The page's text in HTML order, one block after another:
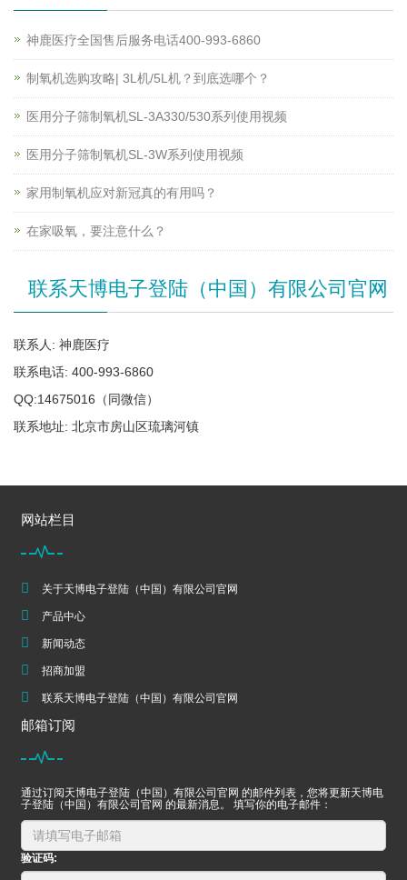
神鹿医疗全国售后服务电话400-993-6860
制氧机选购攻略| 3L机/5L机？到底选哪个？
医用分子筛制氧机SL-3A330/530系列使用视频
医用分子筛制氧机SL-3W系列使用视频
家用制氧机应对新冠真的有用吗？
在家吸氧，要注意什么？
联系天博电子登陆（中国）有限公司官网
联系人: 神鹿医疗
联系电话: 400-993-6860
QQ:14675016（同微信）
联系地址: 北京市房山区琉璃河镇
网站栏目
关于天博电子登陆（中国）有限公司官网
产品中心
新闻动态
招商加盟
联系天博电子登陆（中国）有限公司官网
邮箱订阅
通过订阅天博电子登陆（中国）有限公司官网 的邮件列表，您将更新天博电
子登陆（中国）有限公司官网 的最新消息。 填写你的电子邮件：
验证码: